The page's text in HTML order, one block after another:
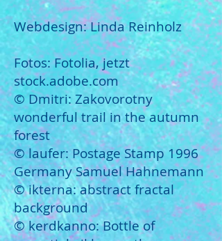
Webdesign: Linda Reinholz
Fotos: Fotolia, jetzt
stock.adobe.com
© Dmitri: Zakovorotny
wonderful trail in the autumn
forest
© laufer: Postage Stamp 1996
Germany Samuel Hahnemann
© ikterna: abstract fractal
background
© kerdkanno: Bottle of